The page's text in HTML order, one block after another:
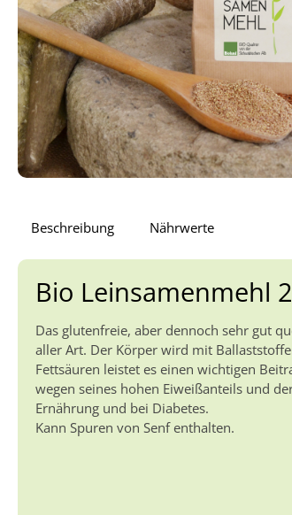
Beschreibung Nährwerte
Bio Leinsamenmehl
Das glutenfreie, aber dennoch sehr gut
aller Art. Der Körper wird mit
Fettsäuren leistet es einen wichtigen
wegen seines hohen Eiweißanteils und
Ernährung und bei Diabetes.
Kann Spuren von Senf enthalten.